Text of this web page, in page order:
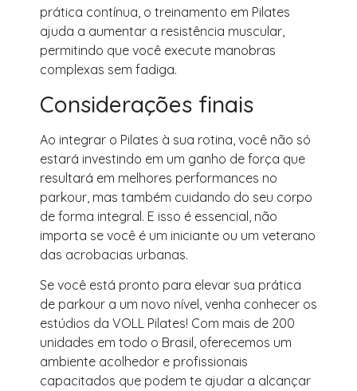
prática contínua, o treinamento em Pilates
ajuda a aumentar a resistência muscular,
permitindo que você execute manobras
complexas sem fadiga.
Considerações finais
Ao integrar o Pilates à sua rotina, você não só
estará investindo em um ganho de força que
resultará em melhores performances no
parkour, mas também cuidando do seu corpo
de forma integral. E isso é essencial, não
importa se você é um iniciante ou um veterano
das acrobacias urbanas.
Se você está pronto para elevar sua prática
de parkour a um novo nível, venha conhecer os
estúdios da VOLL Pilates! Com mais de 200
unidades em todo o Brasil, oferecemos um
ambiente acolhedor e profissionais
capacitados que podem te ajudar a alcançar